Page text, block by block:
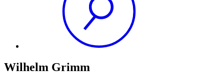
Wilhelm Grimm